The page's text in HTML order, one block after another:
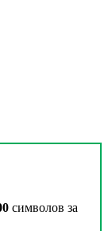
символов за